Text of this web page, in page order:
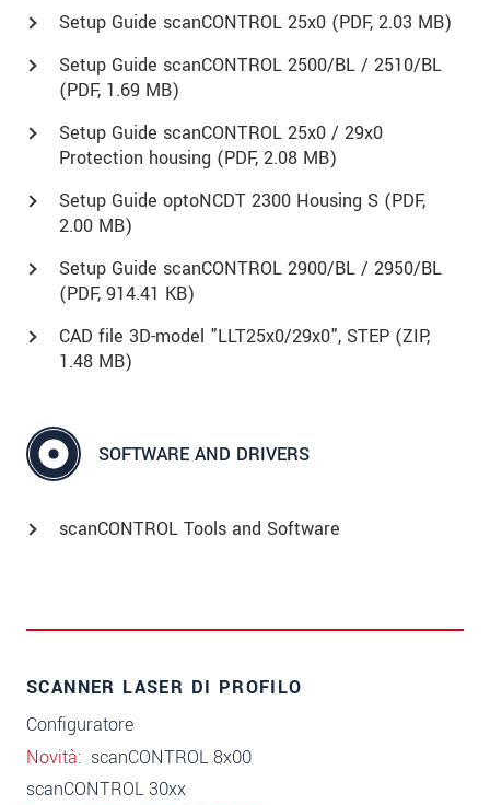
Setup Guide scanCONTROL 25x0 (PDF, 2.03 MB)
Setup Guide scanCONTROL 2500/BL / 2510/BL
(PDF, 1.69 MB)
Setup Guide scanCONTROL 25x0 / 29x0
Protection housing (PDF, 2.08 MB)
Setup Guide optoNCDT 2300 Housing S (PDF,
2.00 MB)
Setup Guide scanCONTROL 2900/BL / 2950/BL
(PDF, 914.41 KB)
CAD file 3D-model "LLT25x0/29x0", STEP (ZIP,
1.48 MB)
SOFTWARE AND DRIVERS
scanCONTROL Tools and Software
SCANNER LASER DI PROFILO
Configuratore
Novità
scanCONTROL 8x00
scanCONTROL 30xx